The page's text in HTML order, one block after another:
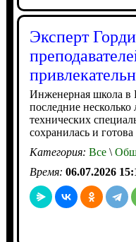
Эксперт
Инженерная школа в
последние несколько
технических
сохранилась и
Категория: Все\
Время: 06.07.2026